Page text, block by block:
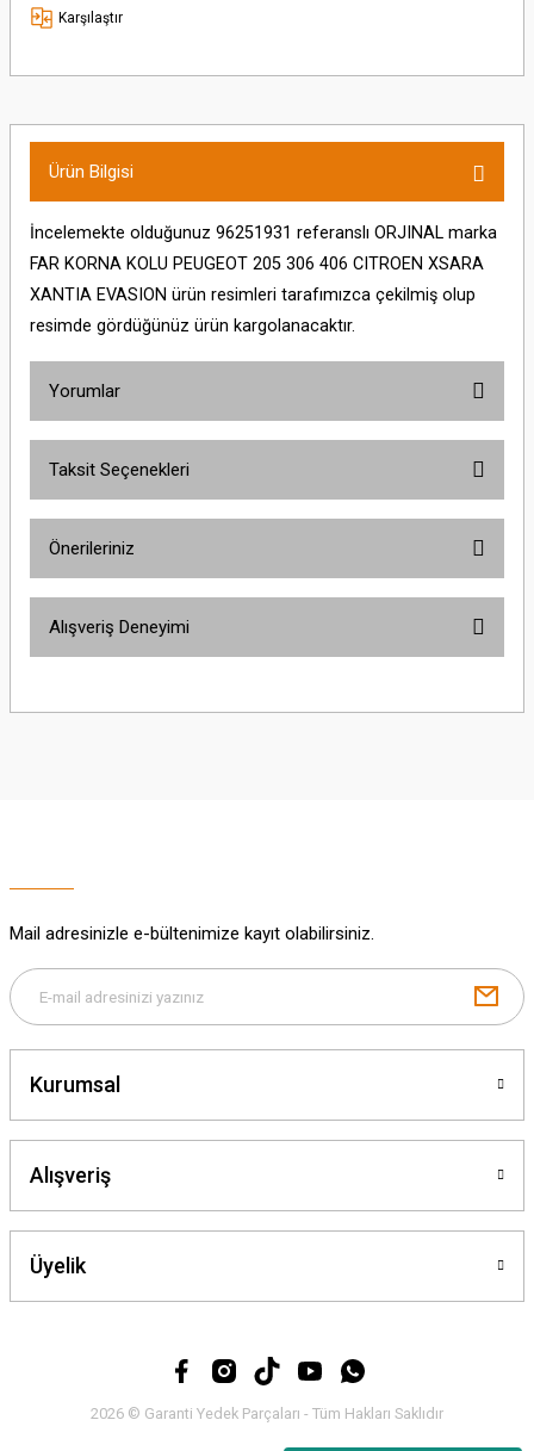
Karşılaştır
Ürün Bilgisi
İncelemekte olduğunuz 96251931 referanslı ORJINAL marka
FAR KORNA KOLU PEUGEOT 205 306 406 CITROEN XSARA
XANTIA EVASION ürün resimleri tarafımızca çekilmiş olup
resimde gördüğünüz ürün kargolanacaktır.
Yorumlar
Taksit Seçenekleri
Önerileriniz
yetersiz gördüğünüz noktaları öneri formunu kullanarak tarafımıza
Gönder
Alışveriş Deneyimi
Mail adresinizle e-bültenimize kayıt olabilirsiniz.
Kurumsal
Alışveriş
Üyelik
2026 © Garanti Yedek Parçaları - Tüm Hakları Saklıdır